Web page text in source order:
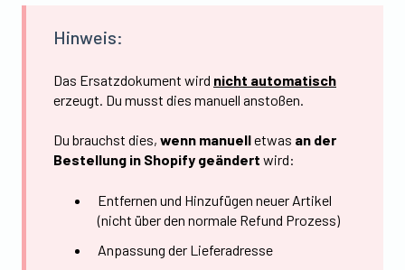
Hinweis:
Das Ersatzdokument wird nicht automatisch
erzeugt. Du musst dies manuell anstoßen.
Du brauchst dies, wenn manuelletwas an der
Bestellung in Shopify geändert wird:
Entfernen und Hinzufügen neuer Artikel
(nicht über den normale Refund Prozess)
Anpassung der Lieferadresse